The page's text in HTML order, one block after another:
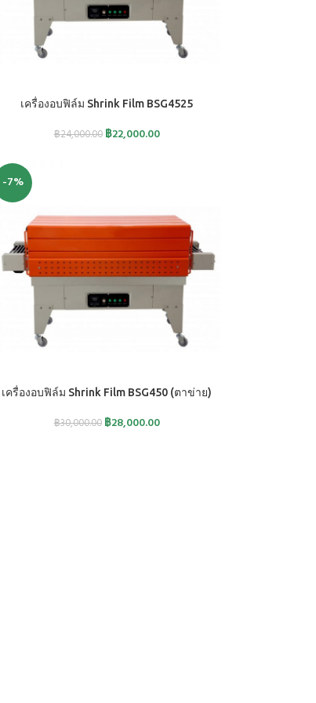
หยิบใส่ตะกร้า
เครื่องอบฟิล์ม Shrink Film BSG4525
฿24,000.00 ฿22,000.00
-7%
หยิบใส่ตะกร้า
เครื่องอบฟิล์ม Shrink Film BSG450 (ตาข่าย)
฿30,000.00 ฿28,000.00